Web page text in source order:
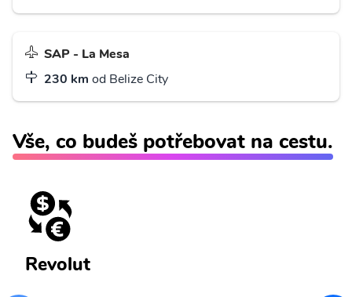
SAP - La Mesa
230 km od Belize City
Vše, co budeš potřebovat na cestu.
Revolut